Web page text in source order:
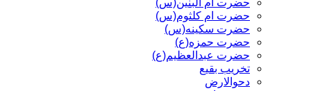
حضرت ام کلثوم(س)
حضرت سکینه(س)
حضرت حمزه(ع)
حضرت عبدالعظیم(ع)
تخریب بقیع
دحوالارض